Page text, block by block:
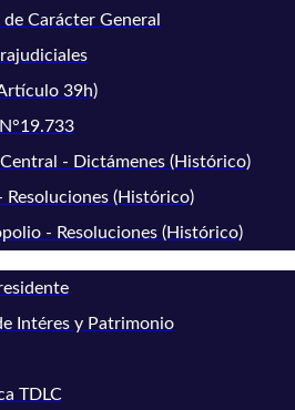
Carácter General
39h)
- Dictámenes (Histórico)
Resoluciones (Histórico)
- Resoluciones (Histórico)
Intéres y Patrimonio
TDLC